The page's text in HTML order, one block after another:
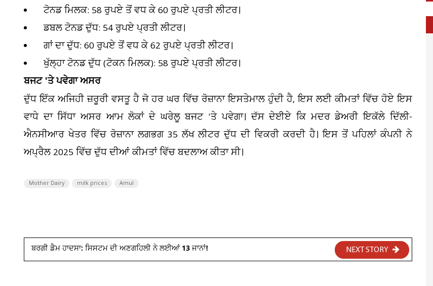
ਟੋਨਡ ਮਿਲਕ: 58 ਰੁਪਏ ਤੋਂ ਵਧ ਕੇ 60 ਰੁਪਏ ਪ੍ਰਤੀ ਲੀਟਰ।
ਡਬਲ ਟੋਨਡ ਦੁੱਧ: 54 ਰੁਪਏ ਪ੍ਰਤੀ ਲੀਟਰ।
ਗਾਂ ਦਾ ਦੁੱਧ: 60 ਰੁਪਏ ਤੋਂ ਵਧ ਕੇ 62 ਰੁਪਏ ਪ੍ਰਤੀ ਲੀਟਰ।
ਖੁੱਲ੍ਹਾ ਟੋਨਡ ਦੁੱਧ (ਟੋਕਨ ਮਿਲਕ): 58 ਰੁਪਏ ਪ੍ਰਤੀ ਲੀਟਰ।
ਬਜਟ 'ਤੇ ਪਵੇਗਾ ਅਸਰ
ਦੁੱਧ ਇੱਕ ਅਜਿਹੀ ਜ਼ਰੂਰੀ ਵਸਤੂ ਹੈ ਜੋ ਹਰ ਘਰ ਵਿੱਚ ਰੋਜ਼ਾਨਾ ਇਸਤੇਮਾਲ ਹੁੰਦੀ ਹੈ, ਇਸ ਲਈ ਕੀਮਤਾਂ ਵਿੱਚ ਹੋਏ ਇਸ
ਵਾਧੇ ਦਾ ਸਿੱਧਾ ਅਸਰ ਆਮ ਲੋਕਾਂ ਦੇ ਘਰੇਲੂ ਬਜਟ 'ਤੇ ਪਵੇਗਾ। ਦੱਸ ਦੇਈਏ ਕਿ ਮਦਰ ਡੇਅਰੀ ਇਕੱਲੇ ਦਿੱਲੀ-
ਐਨਸੀਆਰ ਖੇਤਰ ਵਿੱਚ ਰੋਜ਼ਾਨਾ ਲਗਭਗ 35 ਲੱਖ ਲੀਟਰ ਦੁੱਧ ਦੀ ਵਿਕਰੀ ਕਰਦੀ ਹੈ। ਇਸ ਤੋਂ ਪਹਿਲਾਂ ਕੰਪਨੀ ਨੇ
ਅਪ੍ਰੈਲ 2025 ਵਿੱਚ ਦੁੱਧ ਦੀਆਂ ਕੀਮਤਾਂ ਵਿੱਚ ਬਦਲਾਅ ਕੀਤਾ ਸੀ।
Mother Dairy milk prices Amul
ਬਰਗੀ ਡੈਮ ਹਾਦਸਾ: ਸਿਸਟਮ ਦੀ ਅਣਗਹਿਲੀ ਨੇ ਲਈਆਂ 13 ਜਾਨਾਂ! NEXT STORY